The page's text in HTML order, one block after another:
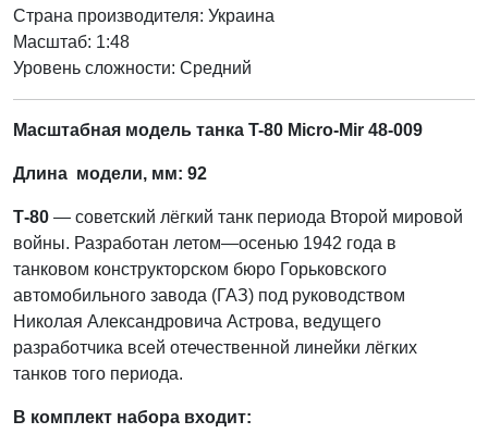
Страна производителя: Украина
Масштаб: 1:48
Уровень сложности: Cредний
Масштабная модель танка T-80 Micro-Mir 48-009
Длина модели, мм: 92
Т-80 — советский лёгкий танк периода Второй мировой
войны. Разработан летом—осенью 1942 года в
танковом конструкторском бюро Горьковского
автомобильного завода (ГАЗ) под руководством
Николая Александровича Астрова, ведущего
разработчика всей отечественной линейки лёгких
танков того периода.
В комплект набора входит: